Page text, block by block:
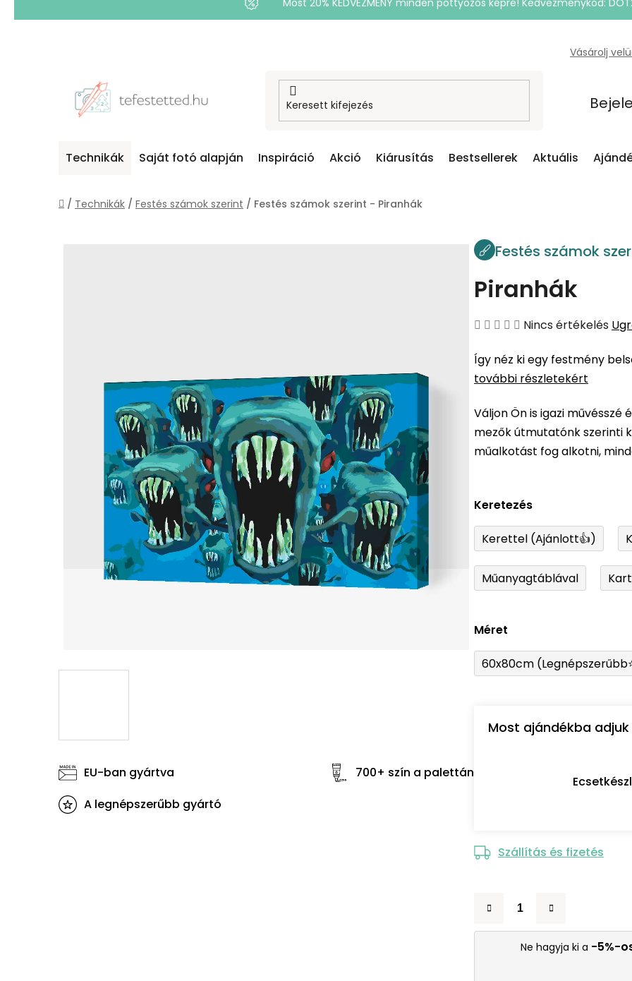
Most 20% KEDVEZMÉNY minden pöttyözős képre! Kedvezménykód:
Vásárolj
Technikák Saját fotó alapján Inspiráció Akció Kiárusítás Bestsellerek Aktuális
Kezdőlap
/ Technikák / Festés számok szerint / Festés számok szerint - Piranhák
Festés számok
Piranhák
A
átlagos
értékelése
ből
0,0
csillag.
Nincs értékelés
Így néz ki egy festmény
további részletekért
Váljon Ön is igazi
mezők útmutatónk szerinti
műalkotást fog alkotni,
Keretezés
Kerettel (Ajánlott👍)
Műanyagtáblával
Méret
60x80cm
Most ajándékba
Szállítás és fizetés
Ne hagyja ki a -5%-
EU-ban gyártva
700+ szín a palettán
A legnépszerűbb gyártó